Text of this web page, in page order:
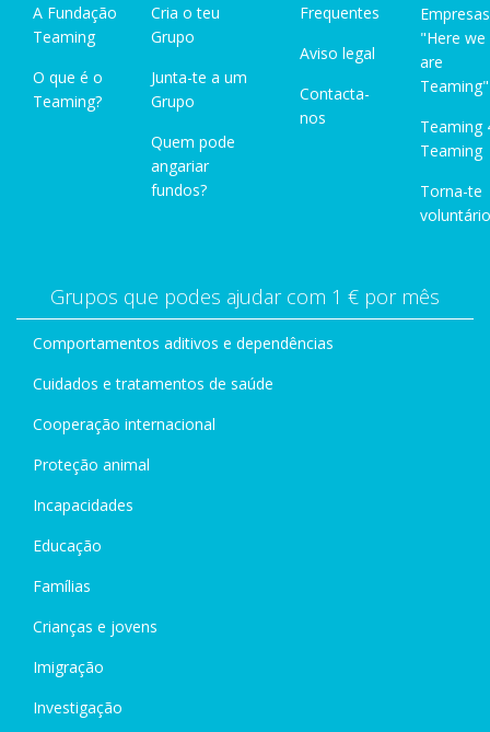
A Fundação
Teaming
O que é o
Teaming?
Cria o teu
Grupo
Junta-te a um
Grupo
Quem pode
angariar
fundos?
Frequentes
Aviso legal
Contacta-
nos
Empresas
"Here we
are
Teaming"
Teaming
Teaming
Torna-te
Grupos que podes ajudar com 1 € por mês
Comportamentos aditivos e dependências
Cuidados e tratamentos de saúde
Cooperação internacional
Proteção animal
Incapacidades
Educação
Famílias
Crianças e jovens
Imigração
Investigação